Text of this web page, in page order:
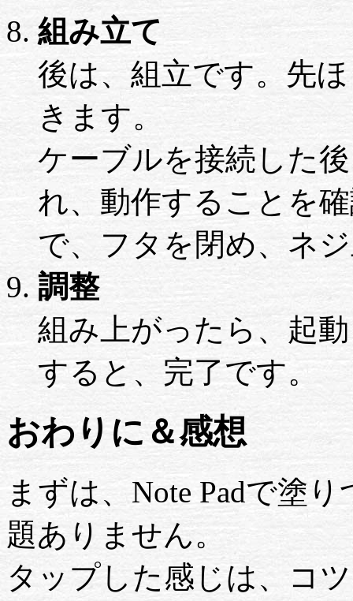
組み立て
後は、組立です。先
きます。
ケーブルを接続した
れ、動作することを
で、フタを閉め、ネ
調整
組み上がったら、起
すると、完了です。
おわりに＆感想
まずは、Note Padで塗
題ありません。
タップした感じは、コ